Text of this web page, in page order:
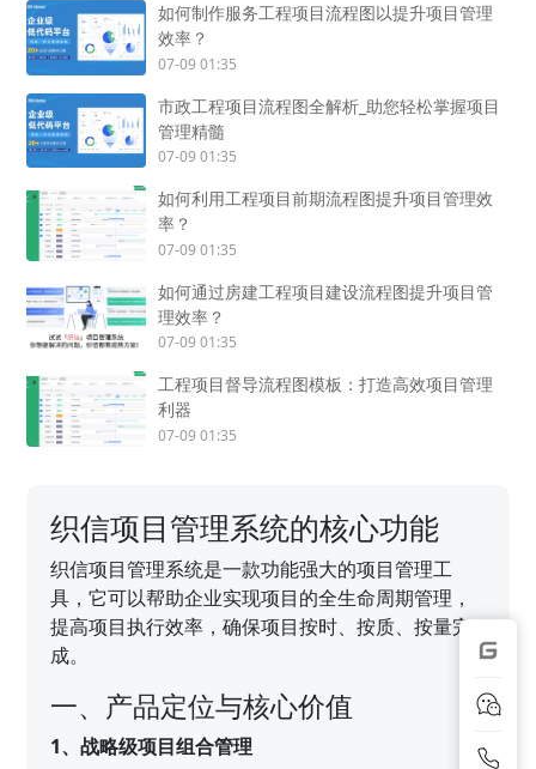
如何制作服务工程项目流程图以提升项目管理
效率？
07-09 01:35
市政工程项目流程图全解析_助您轻松掌握项目
管理精髓
07-09 01:35
如何利用工程项目前期流程图提升项目管理效
率？
07-09 01:35
如何通过房建工程项目建设流程图提升项目管
理效率？
07-09 01:35
工程项目督导流程图模板：打造高效项目管理
利器
07-09 01:35
织信项目管理系统的核心功能
织信项目管理系统是一款功能强大的项目管理工
具，它可以帮助企业实现项目的全生命周期管理，
提高项目执行效率，确保项目按时、按质、按量完
成。
一、产品定位与核心价值
1、战略级项目组合管理